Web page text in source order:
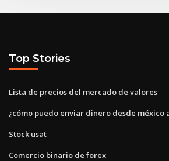
Top Stories
Lista de precios del mercado de valores
¿cómo puedo enviar dinero desde méxico
Stock usat
Comercio binario de forex